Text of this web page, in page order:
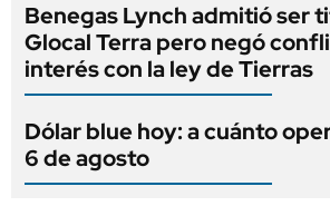
Benegas Lynch admitió ser
Glocal Terra pero negó
interés con la ley de Tierras
Dólar blue hoy: a cuánto
6 de agosto